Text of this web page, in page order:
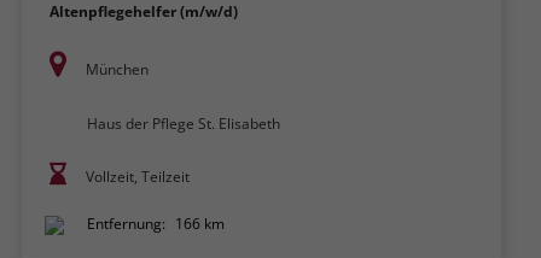
Altenpflegehelfer (m/w/d)
München
Haus der Pflege St. Elisabeth
Vollzeit, Teilzeit
Entfernung: 166 km